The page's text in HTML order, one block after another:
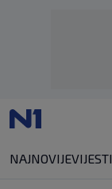
NAJNOVIJEVIJESTI